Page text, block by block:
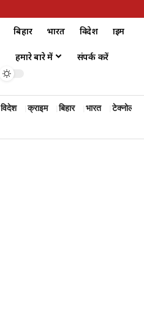
बिहार भारत विदेश क्राइम
हमारे बारे में संपर्क करें
विदेश क्राइम बिहार भारत टेक्नोलॉजी